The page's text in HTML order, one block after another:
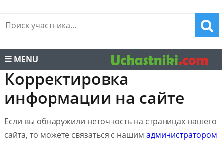
MENU
Корректировка
информации на сайте
Если вы обнаружили неточность на страницах нашего
сайта, то можете связаться с нашим администратором